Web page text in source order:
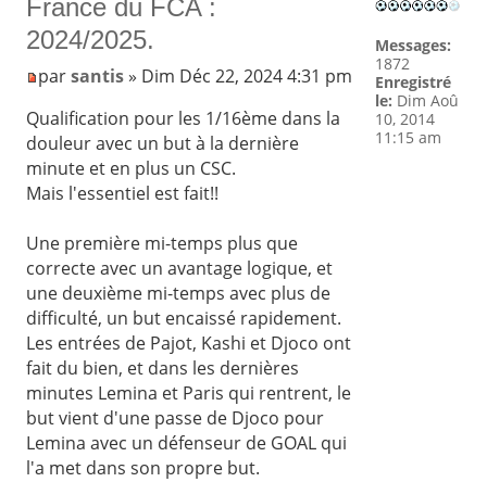
France du FCA :
2024/2025.
parsantis» Dim Déc 22, 2024 4:31 pm
Qualification pour les 1/16ème dans la
douleur avec un but à la dernière
minute et en plus un CSC.
Mais l'essentiel est fait!!
Une première mi-temps plus que
correcte avec un avantage logique, et
une deuxième mi-temps avec plus de
difficulté, un but encaissé rapidement.
Les entrées de Pajot, Kashi et Djoco ont
fait du bien, et dans les dernières
minutes Lemina et Paris qui rentrent, le
but vient d'une passe de Djoco pour
Lemina avec un défenseur de GOAL qui
l'a met dans son propre but.
Messages:
1872
Enregistré
le: Dim Aoû
10, 2014
11:15 am